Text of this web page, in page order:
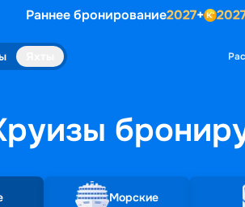
Раннее бронирование2027+
Морские